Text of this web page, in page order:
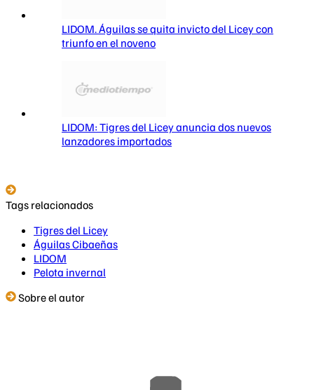
LIDOM. Águilas se quita invicto del Licey con
triunfo en el noveno
LIDOM: Tigres del Licey anuncia dos nuevos
lanzadores importados
Tags relacionados
Tigres del Licey
Águilas Cibaeñas
LIDOM
Pelota invernal
Sobre el autor